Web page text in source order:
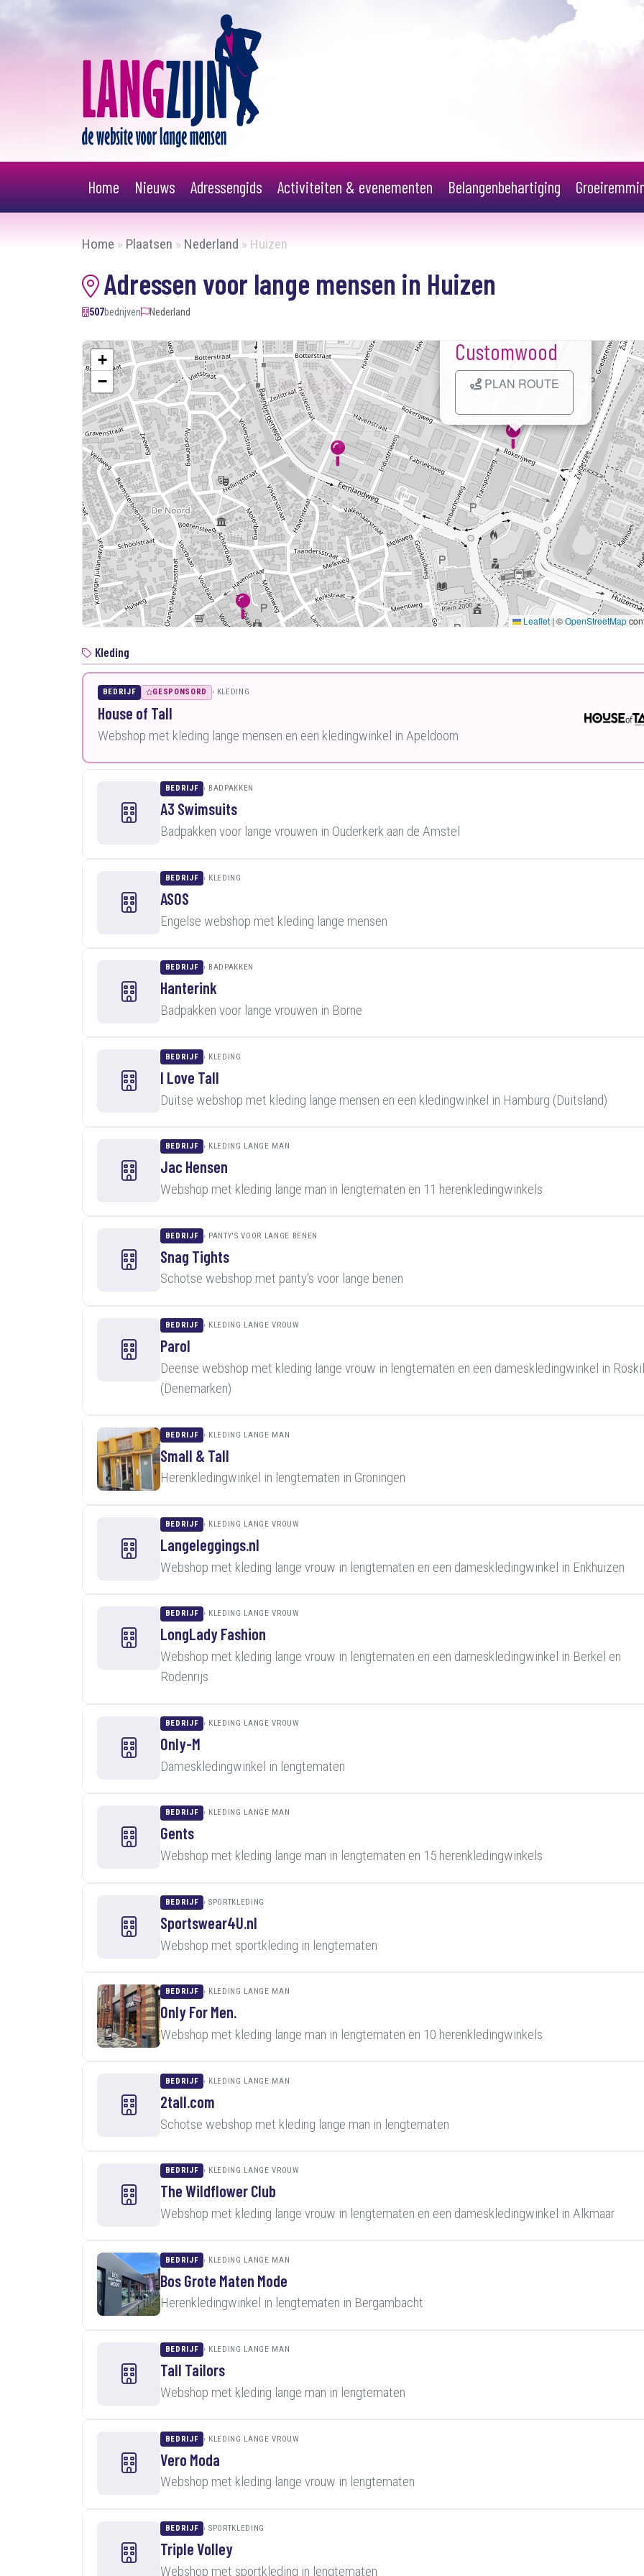
Home Nieuws Adressengids Activiteiten & evenementen Belangenbehartiging
Home » Plaatsen » Nederland » Huizen
Adressen voor lange mensen in Huizen
507bedrijven Nederland
Kaart laden...
Bankstyle
PLAN ROUTE
×
+
−
Leaflet |©OpenStreetMap
Kleding
BEDRIJF GESPONSORD KLEDING
House of Tall
Webshop met kleding lange mensen en een kledingwinkel in Apeldoorn
BEDRIJF BADPAKKEN
A3 Swimsuits
Badpakken voor lange vrouwen in Ouderkerk aan de Amstel
BEDRIJF KLEDING
ASOS
Engelse webshop met kleding lange mensen
BEDRIJF BADPAKKEN
Hanterink
Badpakken voor lange vrouwen in Borne
BEDRIJF KLEDING
I Love Tall
Duitse webshop met kleding lange mensen en een kledingwinkel in Hamburg (Duitsland)
BEDRIJF KLEDING LANGE MAN
Jac Hensen
Webshop met kleding lange man in lengtematen en 11 herenkledingwinkels
BEDRIJF PANTY'S VOOR LANGE BENEN
Snag Tights
Schotse webshop met panty's voor lange benen
BEDRIJF KLEDING LANGE VROUW
Parol
Deense webshop met kleding lange vrouw in lengtematen en een dameskledingwinkel in
(Denemarken)
BEDRIJF KLEDING LANGE MAN
Small & Tall
Herenkledingwinkel in lengtematen in Groningen
BEDRIJF KLEDING LANGE VROUW
Langeleggings.nl
Webshop met kleding lange vrouw in lengtematen en een dameskledingwinkel in Enkhuizen
BEDRIJF KLEDING LANGE VROUW
LongLady Fashion
Webshop met kleding lange vrouw in lengtematen en een dameskledingwinkel in Berkel en
Rodenrijs
BEDRIJF KLEDING LANGE VROUW
Only-M
Dameskledingwinkel in lengtematen
BEDRIJF KLEDING LANGE MAN
Gents
Webshop met kleding lange man in lengtematen en 15 herenkledingwinkels
BEDRIJF SPORTKLEDING
Sportswear4U.nl
Webshop met sportkleding in lengtematen
BEDRIJF KLEDING LANGE MAN
Only For Men.
Webshop met kleding lange man in lengtematen en 10 herenkledingwinkels
BEDRIJF KLEDING LANGE MAN
2tall.com
Schotse webshop met kleding lange man in lengtematen
BEDRIJF KLEDING LANGE VROUW
The Wildflower Club
Webshop met kleding lange vrouw in lengtematen en een dameskledingwinkel in Alkmaar
BEDRIJF KLEDING LANGE MAN
Bos Grote Maten Mode
Herenkledingwinkel in lengtematen in Bergambacht
BEDRIJF KLEDING LANGE MAN
Tall Tailors
Webshop met kleding lange man in lengtematen
BEDRIJF KLEDING LANGE VROUW
Vero Moda
Webshop met kleding lange vrouw in lengtematen
BEDRIJF SPORTKLEDING
Triple Volley
Webshop met sportkleding in lengtematen